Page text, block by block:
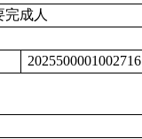
完成人
2025500001002716